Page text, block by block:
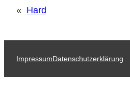
« Hard
ImpressumDatenschutzerklärung